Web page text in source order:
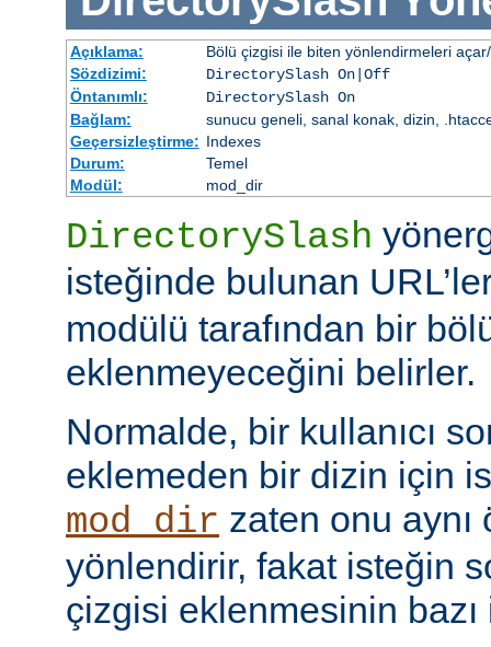
Açıklama:
Bölü çizgisi ile biten yönlendirmeleri
Sözdizimi:
DirectorySlash On|Off
Öntanımlı:
DirectorySlash On
Bağlam:
sunucu geneli, sanal konak, dizin,
Geçersizleştirme: Indexes
Durum:
Temel
Modül:
mod_dir
DirectorySlash
isteğinde bulunan
modülü tarafından bir
eklenmeyeceğini belirler.
Normalde, bir kullanıcı
eklemeden bir dizin için
mod_dir zaten onu aynı
yönlendirir, fakat isteğin
çizgisi eklenmesinin